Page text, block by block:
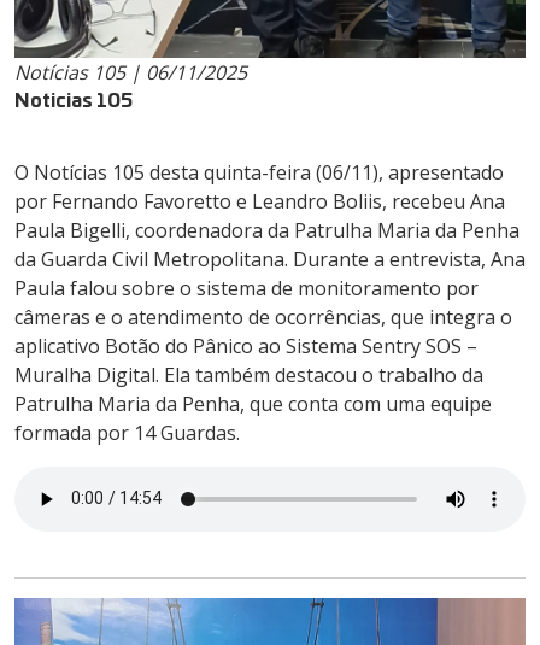
Notícias 105 | 06/11/2025
Noticias 105
O Notícias 105 desta quinta-feira (06/11), apresentado
por Fernando Favoretto e Leandro Boliis, recebeu Ana
Paula Bigelli, coordenadora da Patrulha Maria da Penha
da Guarda Civil Metropolitana. Durante a entrevista, Ana
Paula falou sobre o sistema de monitoramento por
câmeras e o atendimento de ocorrências, que integra o
aplicativo Botão do Pânico ao Sistema Sentry SOS –
Muralha Digital. Ela também destacou o trabalho da
Patrulha Maria da Penha, que conta com uma equipe
formada por 14 Guardas.